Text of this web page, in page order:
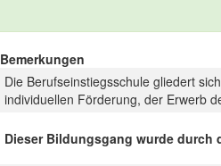
Bemerkungen
Die Berufseinstiegsschule gliedert
individuellen Förderung, der Erwerb
Dieser Bildungsgang wurde durch